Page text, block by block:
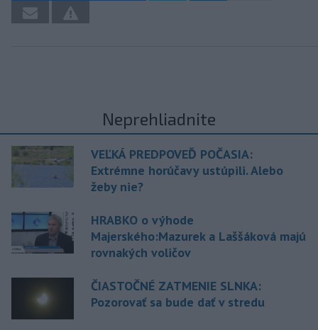
Neprehliadnite
VEĽKÁ PREDPOVEĎ POČASIA:
Extrémne horúčavy ustúpili. Alebo
žeby nie?
HRABKO o výhode
Majerského:Mazurek a Laššáková majú
rovnakých voličov
ČIASTOČNÉ ZATMENIE SLNKA:
Pozorovať sa bude dať v stredu